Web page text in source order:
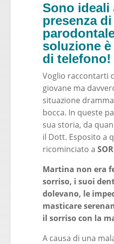
Sono ideali
presenza
soluzione
di telefono!
Voglio raccontarti
giovane ma
situazione
bocca. In queste
sua storia, da
il Dott. Esposito a
ricominciato a
Martina non era
sorriso, i suoi
dolevano, le
masticare
il sorriso con la
A causa di una